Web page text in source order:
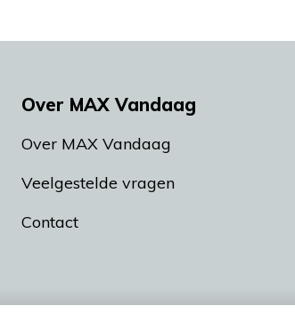
Over MAX Vandaag
Over MAX Vandaag
Veelgestelde vragen
Contact